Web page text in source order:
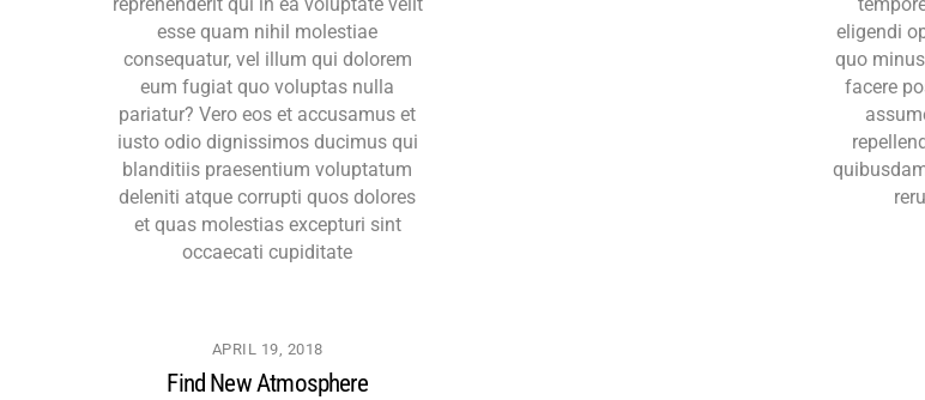
esse quam nihil molestiae
consequatur, vel illum qui dolorem
eum fugiat quo voluptas nulla
pariatur? Vero eos et accusamus et
iusto odio dignissimos ducimus qui
blanditiis praesentium voluptatum
deleniti atque corrupti quos dolores
et quas molestias excepturi sint
occaecati cupiditate
eligendi
quo
facere
APRIL 19, 2018
Find New Atmosphere